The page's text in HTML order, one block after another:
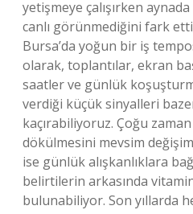
yetişmeye çalışırken
canlı görünmediğini fark
Bursa’da yoğun bir iş
olarak, toplantılar, ekran
saatler ve günlük
verdiği küçük sinyalleri
kaçırabiliyoruz. Çoğu
dökülmesini mevsim
ise günlük alışkanlıklara
belirtilerin arkasında
bulunabiliyor. Son yıllarda